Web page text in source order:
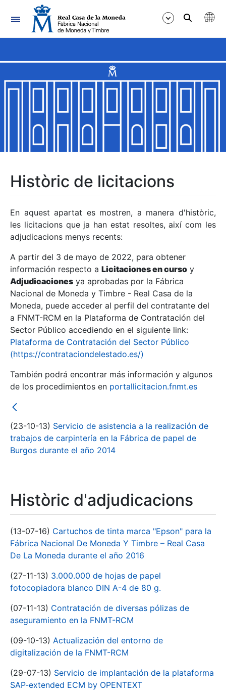
Navegació
Mostra/Amaga
Mostra/Amaga
Mostra/Amaga
Mostra/Amaga
Mostra/Amaga
Històric de licitacions
En aquest apartat es mostren, a manera d'històric,
les licitacions que ja han estat resoltes, així com les
adjudicacions menys recents:
A partir del 3 de mayo de 2022, para obtener
información respecto a Licitaciones en curso y
Adjudicaciones ya aprobadas por la Fábrica
Nacional de Moneda y Timbre - Real Casa de la
Moneda, puede acceder al perfil del contratante del
a FNMT-RCM en la Plataforma de Contratación del
Sector Público accediendo en el siguiente link:
Plataforma de Contratación del Sector Público
(https://contrataciondelestado.es/)
También podrá encontrar más información y algunos
de los procedimientos en portallicitacion.fnmt.es
(23-10-13) Servicio de asistencia a la realización de
trabajos de carpintería en la Fábrica de papel de
Burgos durante el año 2014
Històric d'adjudicacions
(13-07-16) Cartuchos de tinta marca "Epson" para la
Fábrica Nacional De Moneda Y Timbre – Real Casa
De La Moneda durante el año 2016
(27-11-13) 3.000.000 de hojas de papel
fotocopiadora blanco DIN A-4 de 80 g.
(07-11-13) Contratación de diversas pólizas de
aseguramiento en la FNMT-RCM
(09-10-13) Actualización del entorno de
digitalización de la FNMT-RCM
(29-07-13) Servicio de implantación de la plataforma
SAP-extended ECM by OPENTEXT